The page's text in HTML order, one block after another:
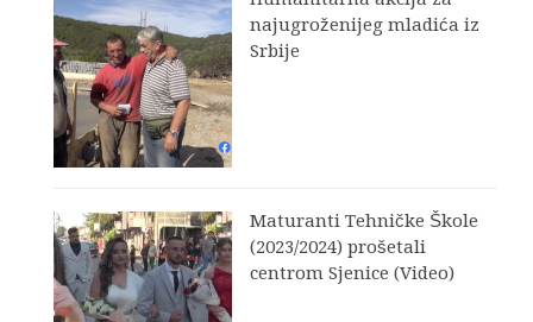
najugroženijeg mladića iz
Srbije
Maturanti Tehničke Škole
(2023/2024) prošetali
centrom Sjenice (Video)